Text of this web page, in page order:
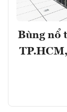
Bùng nổ